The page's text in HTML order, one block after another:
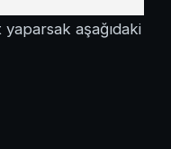
aşağıdaki